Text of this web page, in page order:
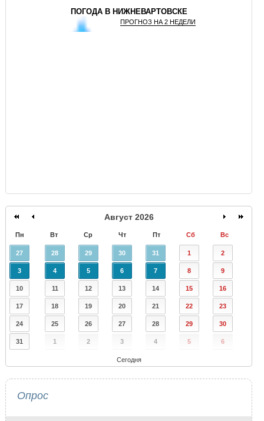
ПОГОДА В НИЖНЕВАРТОВСКЕ
ПРОГНОЗ НА 2 НЕДЕЛИ
Август 2026
Пн Вт Ср Чт Пт Сб Вс
27 28 29 30 31 1 2
3 4 5 6 7 8 9
10 11 12 13 14 15 16
17 18 19 20 21 22 23
24 25 26 27 28 29 30
31 1 2 3 4 5 6
Сегодня
Опрос